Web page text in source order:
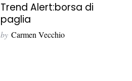
Trend Alert:borsa di
paglia
by Carmen Vecchio